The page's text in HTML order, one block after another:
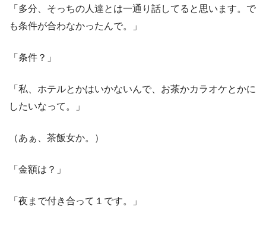
「多分、そっちの人達とは一通り話してると思います。で
も条件が合わなかったんで。」
「条件？」
「私、ホテルとかはいかないんで、お茶かカラオケとかに
したいなって。」
（あぁ、茶飯女か。）
「金額は？」
「夜まで付き合って１です。」